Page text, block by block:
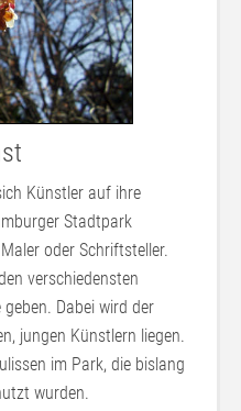
Künstler auf ihre
Stadtpark
oder Schriftsteller.
verschiedensten
Dabei wird der
jungen Künstlern liegen.
im Park, die bislang
wurden.